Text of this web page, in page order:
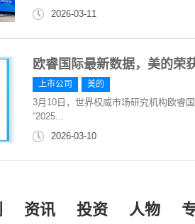
2026-03-11
欧睿国际最新数据，美的荣
上市公司 美的
3月10日，世界权威市场研究机构欧睿
“2025...
2026-03-10
资讯 投资 人物